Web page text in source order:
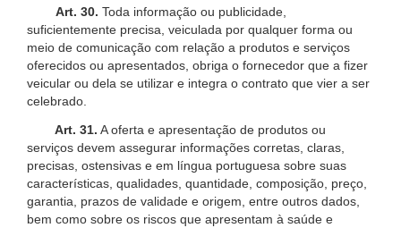
Art. 30. Toda informação ou publicidade,
suficientemente precisa, veiculada por qualquer forma ou
meio de comunicação com relação a produtos e serviços
oferecidos ou apresentados, obriga o fornecedor que a fizer
veicular ou dela se utilizar e integra o contrato que vier a ser
celebrado.
Art. 31. A oferta e apresentação de produtos ou
serviços devem assegurar informações corretas, claras,
precisas, ostensivas e em língua portuguesa sobre suas
características, qualidades, quantidade, composição, preço,
garantia, prazos de validade e origem, entre outros dados,
bem como sobre os riscos que apresentam à saúde e